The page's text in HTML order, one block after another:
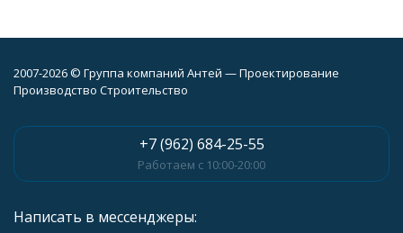
2007-2026 © Группа компаний Антей — Проектирование
Производство Строительство
+7 (962) 684-25-55
Работаем с 10:00-20:00
Написать в мессенджеры: